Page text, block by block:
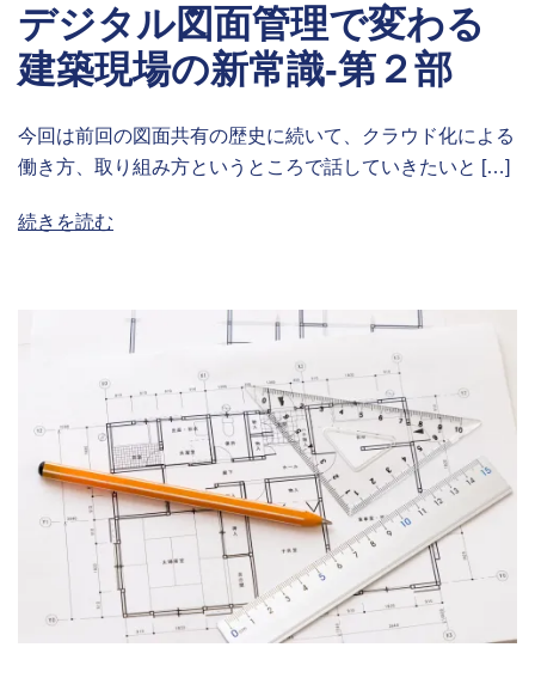
デジタル図面管理で変わる
建築現場の新常識-第２部
今回は前回の図面共有の歴史に続いて、クラウド化による
働き方、取り組み方というところで話していきたいと […]
続きを読む